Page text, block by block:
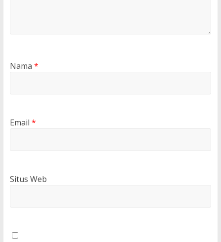
Nama *
Email *
Situs Web